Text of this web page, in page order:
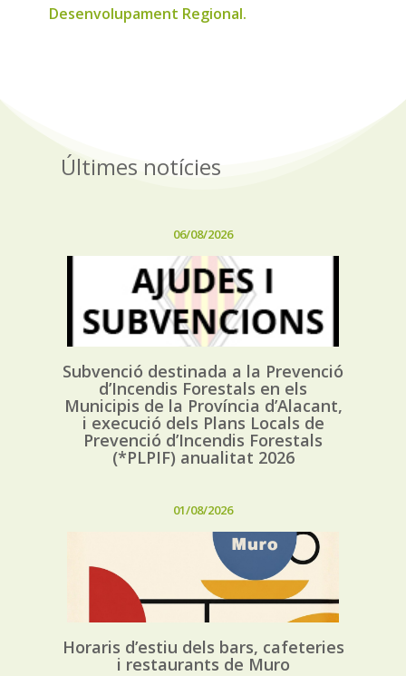
Desenvolupament Regional.
Últimes notícies
06/08/2026
Subvenció destinada a la Prevenció
d’Incendis Forestals en els
Municipis de la Província d’Alacant,
i execució dels Plans Locals de
Prevenció d’Incendis Forestals
(*PLPIF) anualitat 2026
01/08/2026
Horaris d’estiu dels bars, cafeteries
i restaurants de Muro